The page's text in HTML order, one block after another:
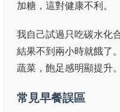
加糖，這對健康不利。
我自己試過只吃碳水化
結果不到兩小時就餓了
蔬菜，飽足感明顯提升。
常見早餐誤區